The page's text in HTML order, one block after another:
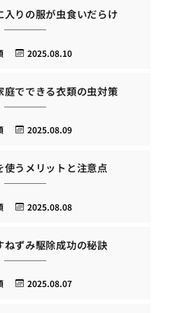
入りの服が虫食いだらけ
2025.08.10
庭でできる衣類の虫対策
2025.08.09
使うメリットと注意点
2025.08.08
ねずみ駆除成功の秘訣
2025.08.07